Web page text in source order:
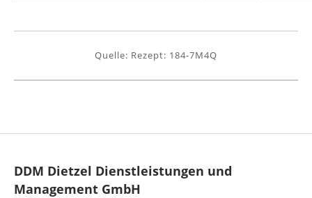
Quelle: Rezept: 184-7M4Q
DDM Dietzel Dienstleistungen und
Management GmbH